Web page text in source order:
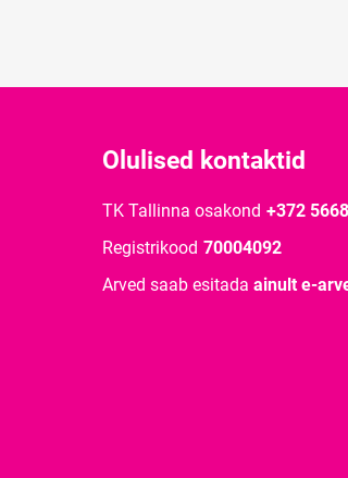
Olulised kontaktid
TK Tallinna osakond +372
Registrikood 70004092
Arved saab esitada ainult e-